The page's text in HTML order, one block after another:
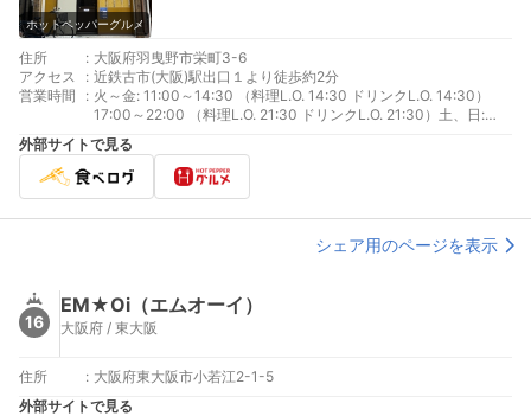
ホットペッパーグルメ
住所 : 大阪府羽曳野市栄町3-6
アクセス
: 近鉄古市(大阪)駅出口１より徒歩約2分
営業時間
: 火～金: 11:00～14:30 （料理L.O. 14:30 ドリンクL.O. 14:30）
17:00～22:00 （料理L.O. 21:30 ドリンクL.O. 21:30）土、日:
10:00～22:00 （料理L.O. 21:30 ドリンクL.O. 21:30）
外部サイトで見る
シェア用のページを表示
16
EM★Oi（エムオーイ）
大阪府 / 東大阪
住所 : 大阪府東大阪市小若江2-1-5
外部サイトで見る